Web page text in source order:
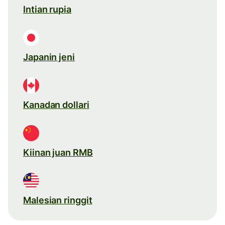
Intian rupia
Japanin jeni
Kanadan dollari
Kiinan juan RMB
Malesian ringgit